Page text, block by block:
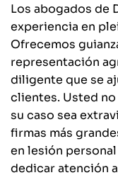
Los abogados de
experiencia en
Ofrecemos
representación
diligente que se
clientes. Usted
su caso sea
firmas más
en lesión
dedicar atención